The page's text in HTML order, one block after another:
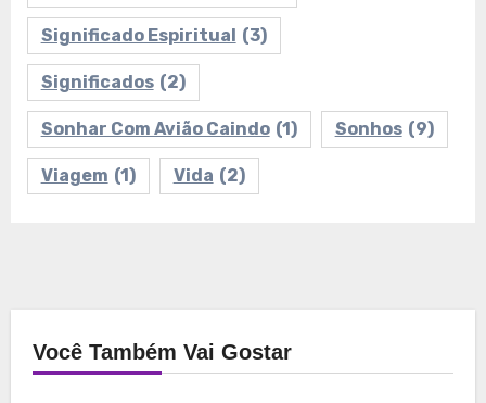
Significado Espiritual (3)
Significados (2)
Sonhar Com Avião Caindo (1) Sonhos (9)
Viagem (1) Vida (2)
Você Também Vai Gostar